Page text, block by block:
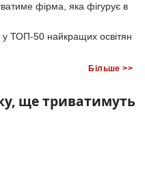
фірма, яка фігурує в
ТОП-50 найкращих освітян
Більше >>
ще триватимуть